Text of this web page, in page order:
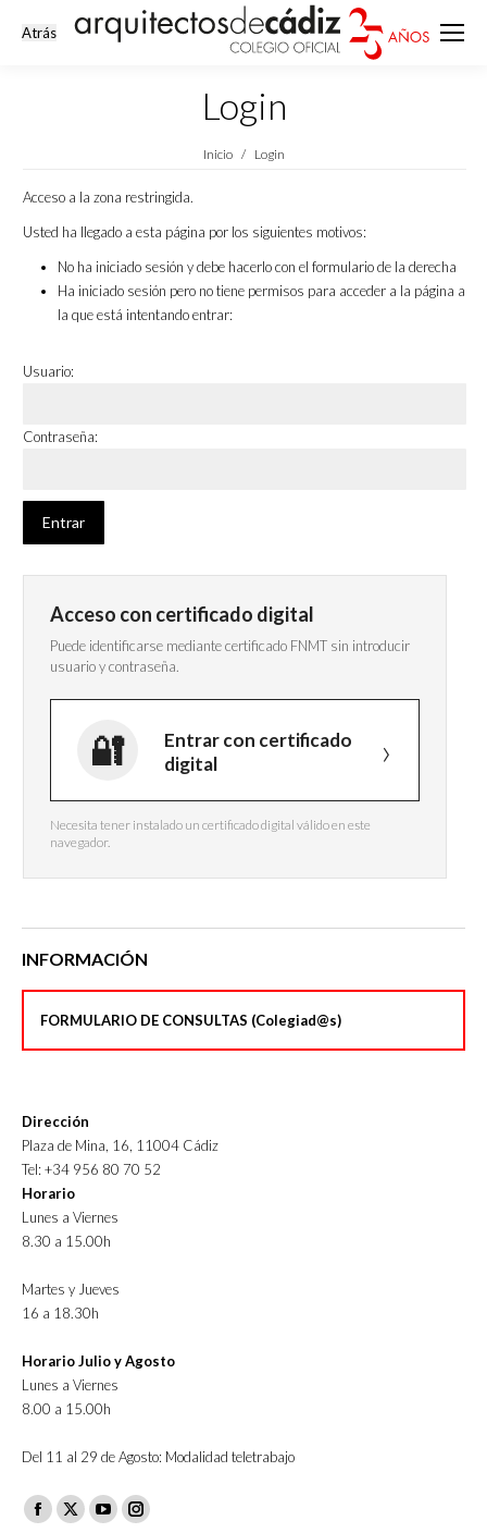
Login
Estás aquí:
Inicio Login
Acceso a la zona restringida.
Usted ha llegado a esta página por los siguientes motivos:
No ha iniciado sesión y debe hacerlo con el formulario de la derecha
Ha iniciado sesión pero no tiene permisos para acceder a la página a
la que está intentando entrar:
Usuario:
Contraseña:
Acceso con certificado digital
Puede identificarse mediante certificado FNMT sin introducir
usuario y contraseña.
Entrar con certificado
digital
Necesita tener instalado un certificado digital válido en este
navegador.
INFORMACIÓN
FORMULARIO DE CONSULTAS (Colegiad@s)
Dirección
Plaza de Mina, 16, 11004 Cádiz
Tel: +34 956 80 70 52
Horario
Lunes a Viernes
8.30 a 15.00h
Martes y Jueves
16 a 18.30h
Horario Julio y Agosto
Lunes a Viernes
8.00 a 15.00h
Del 11 al 29 de Agosto: Modalidad teletrabajo
Facebook
X
YouTubeInstagram